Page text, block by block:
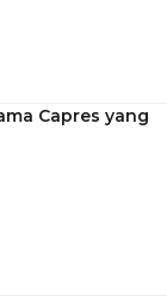
Capres yang